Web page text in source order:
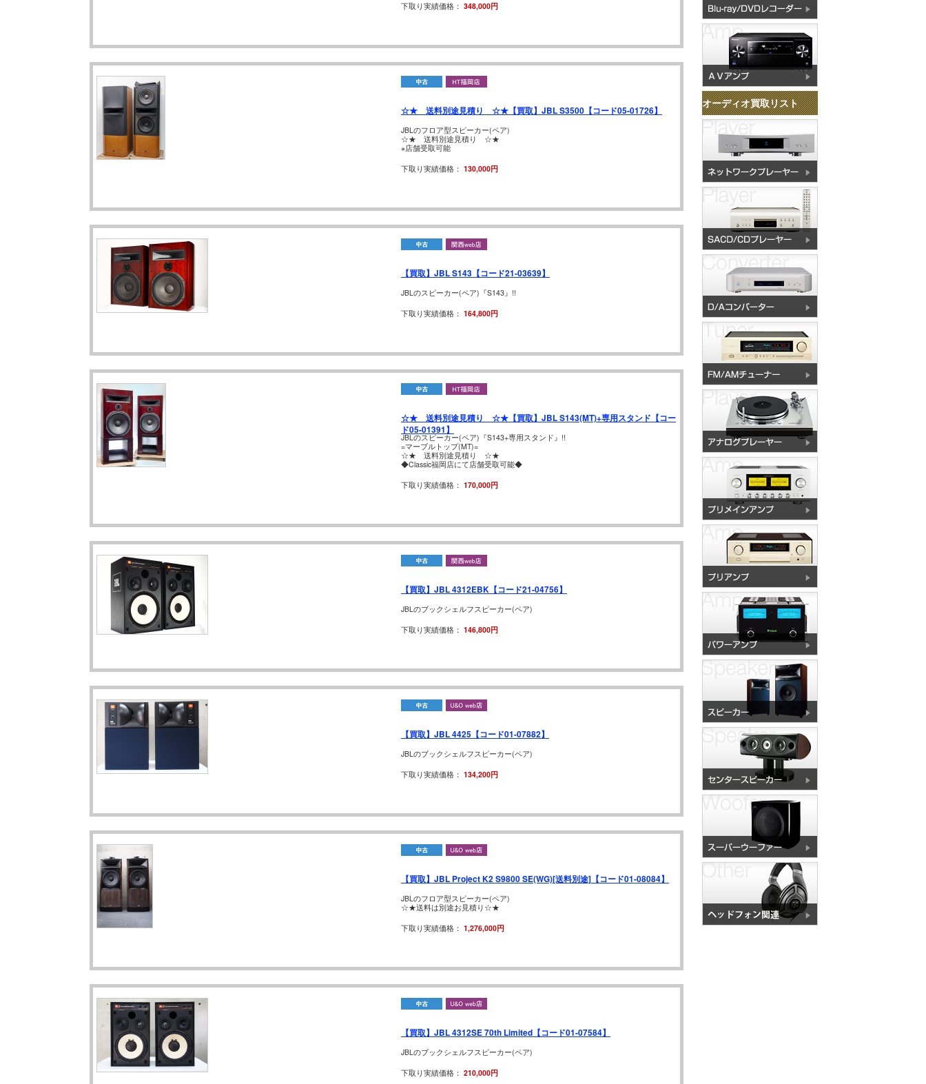
下取り実績価格： 348,000円
☆★ 送料別途見積り ☆★【買取】JBL S3500【コード05-01726】
JBLのフロア型スピーカー(ペア)
☆★ 送料別途見積り ☆★
※店舗受取可能
下取り実績価格： 130,000円
【買取】JBL S143【コード21-03639】
JBLのスピーカー(ペア)『S143』!!
下取り実績価格： 164,800円
☆★ 送料別途見積り ☆★【買取】JBL S143(MT)+専用スタンド【コー
ド05-01391】
JBLのスピーカー(ペア)『S143+専用スタンド』!!
=マーブルトップ(MT)=
☆★ 送料別途見積り ☆★
◆Classic福岡店にて店舗受取可能◆
下取り実績価格： 170,000円
【買取】JBL 4312EBK【コード21-04756】
JBLのブックシェルフスピーカー(ペア)
下取り実績価格： 146,800円
【買取】JBL 4425【コード01-07882】
JBLのブックシェルフスピーカー(ペア)
下取り実績価格： 134,200円
【買取】JBL Project K2 S9800 SE(WG)[送料別途]【コード01-08084】
JBLのフロア型スピーカー(ペア)
☆★送料は別途お見積り☆★
下取り実績価格： 1,276,000円
【買取】JBL 4312SE 70th Limited【コード01-07584】
JBLのブックシェルフスピーカー(ペア)
下取り実績価格： 210,000円
オーディオ買取リスト